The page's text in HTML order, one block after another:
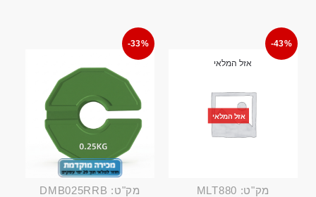
-43%
אזל המלאי
אזל המלאי
מק"ט: MLT880
-33%
מק"ט: DMB025RRB